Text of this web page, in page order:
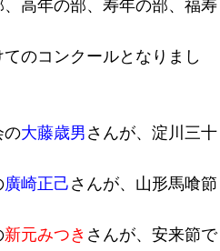
高年の部、寿年の部、福寿
のコンクールとなりまし
の大藤歳男 さんが、淀川三十
廣崎正己 さんが、山形馬喰節
新元みつき さんが、安来節で